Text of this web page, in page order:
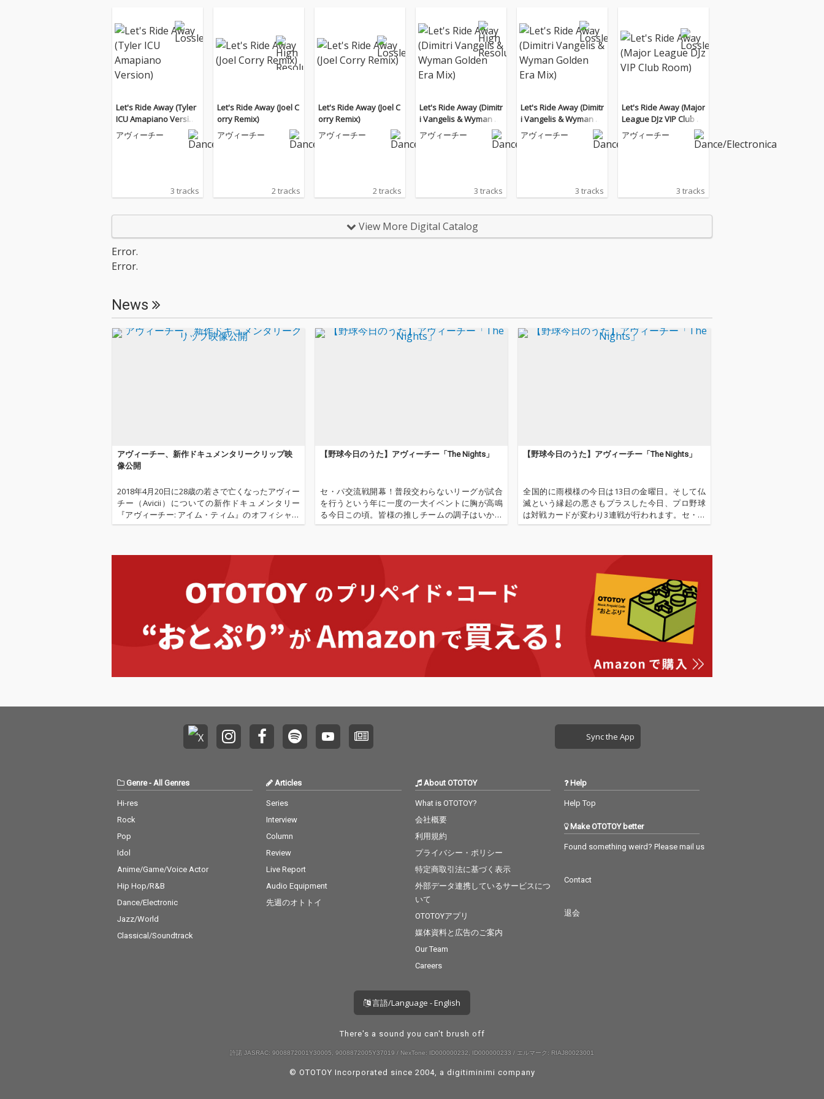
Let's Ride Away (Tyler
ICU Amapiano Versio
n)
アヴィーチー
3 tracks
Let's Ride Away (Joel C
orry Remix)
アヴィーチー
2 tracks
Let's Ride Away (Joel C
orry Remix)
アヴィーチー
2 tracks
Let's Ride Away (Dimitr
i Vangelis & Wyman G
olden Era Mix)
アヴィーチー
3 tracks
Let's Ride Away (Dimitr
i Vangelis & Wyman G
olden Era Mix)
アヴィーチー
3 tracks
Let's Ride Away (Major
League DJz VIP Club R
oom)
アヴィーチー
3 tracks
View More Digital Catalog
Error.
Error.
News
アヴィーチー、新作ドキュメンタリークリップ映
像公開
2018年4月20日に28歳の若さで亡くなったアヴィー
チー（Avicii）についての新作ドキュメンタリー
『アヴィーチー: アイム・ティム』のオフィシャル
クリップ映像（日本語字幕付き）がNetflixの公式Y
【野球今日のうた】アヴィーチー「The Nights」
セ・パ交流戦開幕！普段交わらないリーグが試合
を行うという年に一度の一大イベントに胸が高鳴
る今日この頃。皆様の推しチームの調子はいかが
でしょうか。私の推し(オリックス)はメンバーが揃
【野球今日のうた】アヴィーチー「The Nights」
全国的に雨模様の今日は13日の金曜日。そして仏
滅という縁起の悪さもプラスした今日、プロ野球
は対戦カードが変わり3連戦が行われます。セ・リ
ーグは2試合が雨天中止となり今日唯一行われるの
Sync the App
Genre- All Genres
Hi-res
Rock
Pop
Idol
Anime/Game/Voice Actor
Hip Hop/R&B
Dance/Electronic
Jazz/World
Classical/Soundtrack
Articles
Series
Interview
Column
Review
Live Report
Audio Equipment
先週のオトトイ
About OTOTOY
What is OTOTOY?
会社概要
利用規約
プライバシー・ポリシー
特定商取引法に基づく表示
外部データ連携しているサービスにつ
いて
OTOTOYアプリ
媒体資料と広告のご案内
Our Team
Careers
Help
Help Top
Make OTOTOY better
Found something weird? Please mail us
Contact
退会
言語/Language - English
There's a sound you can't brush off
許諾 JASRAC: 9008872001Y30005, 9008872005Y37019 / NexTone: ID000000232, ID000000233 / エルマーク: RIAJ80023001
© OTOTOY Incorporated since 2004, a digitiminimi company